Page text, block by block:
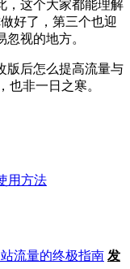
，这个大家都能理解
好了，第三个也迎
视的地方。
后怎么提高流量与
也非一日之寒。
用方法
流量的终极指南 发